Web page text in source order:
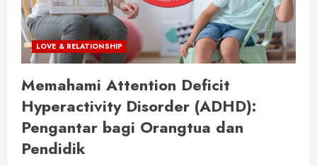
LOVE & RELATIONSHIP
Memahami Attention Deficit
Hyperactivity Disorder (ADHD):
Pengantar bagi Orangtua dan
Pendidik